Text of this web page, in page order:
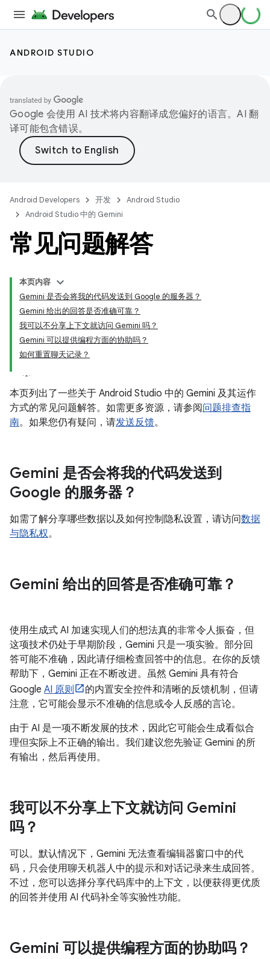
ANDROID STUDIO
Google 会使用 AI 技术将内容翻译成您偏好的语言。AI 翻
译可能包含错误。
Android Developers 开发
Android Studio
Android Studio 中的 Gemini
常见问题解答
本页内容
Gemini 是否会将我的代码发送到 Google 的服务器？
Gemini 给出的回答是否准确可靠？
我可以不分享上下文就访问 Gemini 吗？
Gemini 可以提供编程方面的协助吗？
如何重置聊天记录？
本页列出了一些关于 Android Studio 中的 Gemini 及其运作
方式的常见问题解答。如需更多资源，请参阅问题排查指
南。如果您仍有疑问，请发送反馈。
Gemini 是否会将我的代码发送到
Google 的服务器？
如需了解分享哪些数据以及如何控制隐私设置，请访问数据
与隐私权。
Gemini 给出的回答是否准确可靠？
使用生成式 AI 加速实现人们的想法真的非常令人振奋，但
这项技术仍处于早期阶段，Gemini 只是一项实验。部分回
答可能不准确，因此请仔细检查回答中的信息。在你的反馈
帮助下，Gemini 正在不断改进。虽然 Gemini 具有符合
Google AI 原则
的内置安全控件和清晰的反馈机制，但请
注意，它可能会显示不准确的信息或令人反感的言论。
由于 AI 是一项不断发展的技术，因此它可能会生成看似合
理但实际上不正确的输出。我们建议您先验证 Gemini 的所
有输出，然后再使用。
我可以不分享上下文就访问 Gemini
吗？
可以。默认情况下，Gemini 无法查看编辑器窗口中的代
码，只会使用聊天机器人中的提示和对话记录来生成回答。
不过，您可以选择分享代码库中的上下文，以便获得更优质
的回答并使用 AI 代码补全等实验性功能。
Gemini 可以提供编程方面的协助吗？